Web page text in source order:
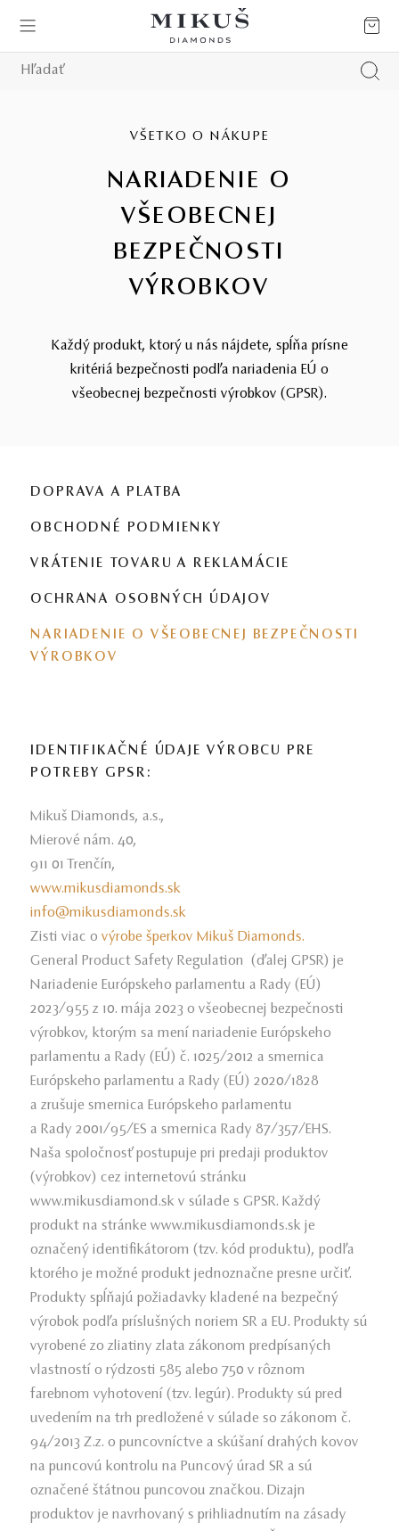
VŠETKO O NÁKUPE
NARIADENIE O
VŠEOBECNEJ
BEZPEČNOSTI
VÝROBKOV
Každý produkt, ktorý u nás nájdete, spĺňa prísne
kritériá bezpečnosti podľa nariadenia EÚ o
všeobecnej bezpečnosti výrobkov (GPSR).
DOPRAVA A PLATBA
OBCHODNÉ PODMIENKY
VRÁTENIE TOVARU A REKLAMÁCIE
OCHRANA OSOBNÝCH ÚDAJOV
NARIADENIE O VŠEOBECNEJ BEZPEČNOSTI
VÝROBKOV
IDENTIFIKAČNÉ ÚDAJE VÝROBCU PRE
POTREBY GPSR:
Mikuš Diamonds, a.s.,
Mierové nám. 40,
911 01 Trenčín,
www.mikusdiamonds.sk
info­@mikusdiamonds.sk
Zisti viac ovýrobe šperkov Mikuš Diamonds.
General Product Safety Regulation (ďalej GPSR) je
Nariadenie Európskeho parlamentu a Rady (EÚ)
2023/955 z 10. mája 2023 o všeobecnej bezpečnosti
výrobkov, ktorým sa mení nariadenie Európskeho
parlamentu a Rady (EÚ) č. 1025/2012 a smernica
Európskeho parlamentu a Rady (EÚ) 2020/1828
a zrušuje smernica Európskeho parlamentu
a Rady 2001/95/ES a smernica Rady 87/357/EHS.
Naša spoločnosť postupuje pri predaji produktov
(výrobkov) cez internetovú stránku
www.mikusdiamond.sk v súlade s GPSR. Každý
produkt na stránke www.mikusdiamonds.sk je
označený identifikátorom (tzv. kód produktu), podľa
ktorého je možné produkt jednoznačne presne určiť.
Produkty spĺňajú požiadavky kladené na bezpečný
výrobok podľa príslušných noriem SR a EU. Produkty sú
vyrobené zo zliatiny zlata zákonom predpísaných
vlastností o rýdzosti 585 alebo 750 v rôznom
farebnom vyhotovení (tzv. legúr). Produkty sú pred
uvedením na trh predložené v súlade so zákonom č.
94/2013 Z.z. o puncovníctve a skúšaní drahých kovov
na puncovú kontrolu na Puncový úrad SR a sú
označené štátnou puncovou značkou. Dizajn
produktov je navrhovaný s prihliadnutím na zásady